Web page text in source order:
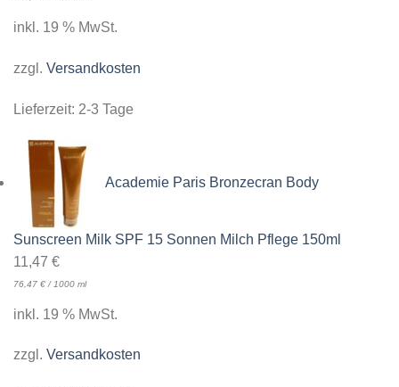
inkl. 19 % MwSt.
zzgl. Versandkosten
Lieferzeit: 2-3 Tage
Academie Paris Bronzecran Body
Sunscreen Milk SPF 15 Sonnen Milch Pflege 150ml
11,47 €
76,47 € / 1000 ml
inkl. 19 % MwSt.
zzgl. Versandkosten